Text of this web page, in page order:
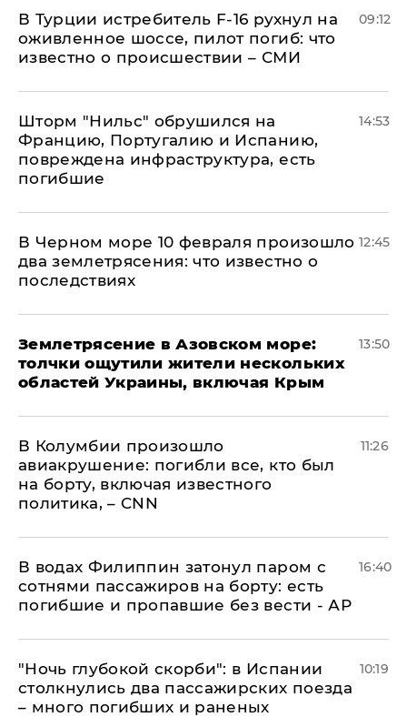
В Турции истребитель F-16 рухнул на
оживленное шоссе, пилот погиб: что
известно о происшествии – СМИ
09:12
Шторм "Нильс" обрушился на
Францию, Португалию и Испанию,
повреждена инфраструктура, есть
погибшие
14:53
В Черном море 10 февраля произошло
два землетрясения: что известно о
последствиях
12:45
Землетрясение в Азовском море:
толчки ощутили жители нескольких
областей Украины, включая Крым
13:50
В Колумбии произошло
авиакрушение: погибли все, кто был
на борту, включая известного
политика, – CNN
11:26
В водах Филиппин затонул паром с
сотнями пассажиров на борту: есть
погибшие и пропавшие без вести - АР
16:40
"Ночь глубокой скорби": в Испании
столкнулись два пассажирских поезда
– много погибших и раненых
10:19